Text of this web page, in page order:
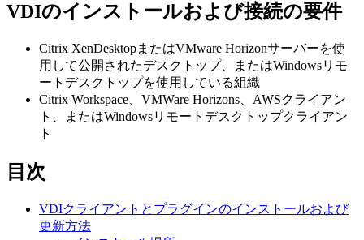
VDIのインストールおよび接続の要件
Citrix XenDesktopまたはVMware Horizonサーバーを使
用して公開されたデスクトップ、またはWindowsリモ
ートデスクトップを使用している組織
Citrix Workspace、VMWare Horizons、AWSクライアン
ト、またはWindowsリモートデスクトップクライアン
ト
目次
VDIクライアントとプラグインのインストールおよび
更新方法